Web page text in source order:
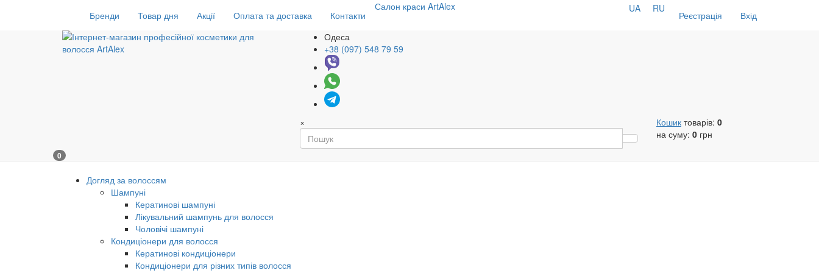
Бренди Товар дня Акції Оплата та доставка Контакти
Салон краси ArtAlex
Реєстрація Вхід
UA RU
Одеса
+38 (097) 548 79 59
× Кошик товарів: 0
на суму: 0 грн
0
Догляд за волоссям
Шампуні
Кератинові шампуні
Лікувальний шампунь для волосся
Чоловічі шампуні
Кондиціонери для волосся
Кератинові кондиціонери
Кондиціонери для різних типів волосся